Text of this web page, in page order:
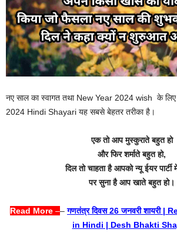
नए साल का स्वागत तथा New Year 2024 wish के
2024 Hindi Shayari यह सबसे बेहतर तरीका है।
एक तो आप मुस्कुराते बहुत हो
और फिर शर्माते बहुत हो,
दिल तो चाहता है आपको न्यू ईयर पार्टी
पर सुना है आप खाते बहुत हो।
Read More ––गणतंत्र दिवस 26 जनवरी शायरी |
in Hindi | Desh Bhakti